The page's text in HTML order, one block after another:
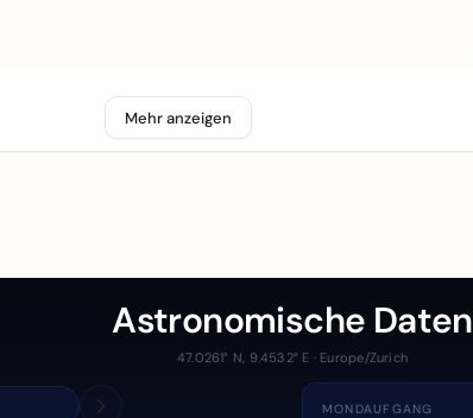
Mehr anzeigen
Astronomische Daten
47.0261° N, 9.4532° E · Europe/Zurich
MONDAUFGANG